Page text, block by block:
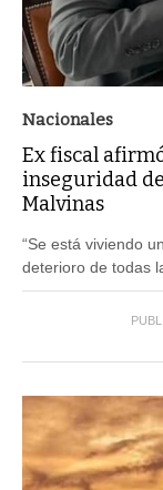
Nacionales
Ex fiscal
inseguridad
Malvinas
“Se está viviendo
deterioro de todas